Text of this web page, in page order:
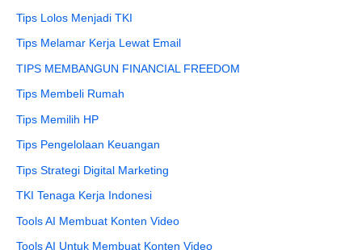
Tips Lolos Menjadi TKI
Tips Melamar Kerja Lewat Email
TIPS MEMBANGUN FINANCIAL FREEDOM
Tips Membeli Rumah
Tips Memilih HP
Tips Pengelolaan Keuangan
Tips Strategi Digital Marketing
TKI Tenaga Kerja Indonesi
Tools AI Membuat Konten Video
Tools AI Untuk Membuat Konten Video